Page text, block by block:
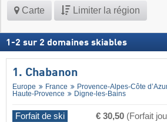
Carte Limiter la région
1 -2 sur 2 domaines skiables
1. Chabanon
Europe France Provence-Alpes-Côte
Haute-Provence
Digne-les-Bains
Forfait de ski € 30,50 (Forfait